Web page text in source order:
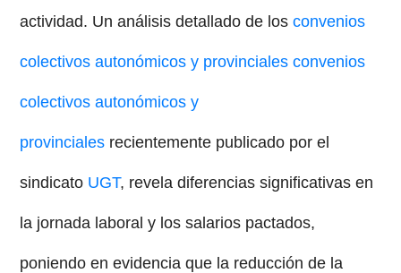
actividad. Un análisis detallado de losconvenios
colectivos autonómicos y provinciales convenios
colectivos autonómicos y
provinciales recientemente publicado por el
sindicato UGT, revela diferencias significativas en
la jornada laboral y los salarios pactados,
poniendo en evidencia que la reducción de la